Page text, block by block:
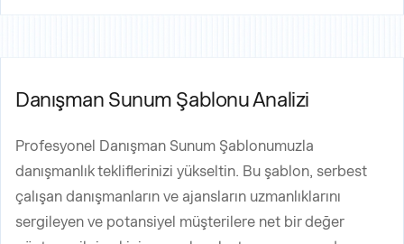
Danışman Sunum Şablonu Analizi
Profesyonel Danışman Sunum Şablonumuzla
danışmanlık tekliflerinizi yükseltin. Bu şablon, serbest
çalışan danışmanların ve ajansların uzmanlıklarını
sergileyen ve potansiyel müşterilere net bir değer